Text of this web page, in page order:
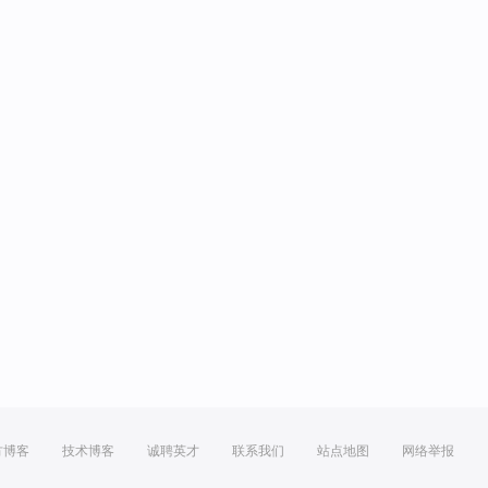
博客 技术博客 诚聘英才 联系我们 站点地图 网络举报